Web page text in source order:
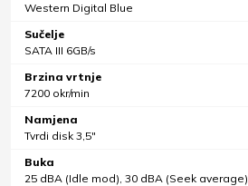
Western Digital Blue
Sučelje
SATA III 6GB/s
Brzina vrtnje
7200 okr/min
Namjena
Tvrdi disk 3,5"
Buka
25 dBA (Idle mod), 30 dBA (Seek average)